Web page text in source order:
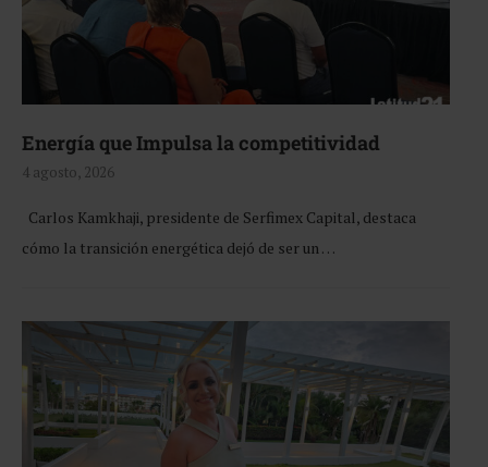
Energía que Impulsa la competitividad
4 agosto, 2026
Carlos Kamkhaji, presidente de Serfimex Capital, destaca
cómo la transición energética dejó de ser un …